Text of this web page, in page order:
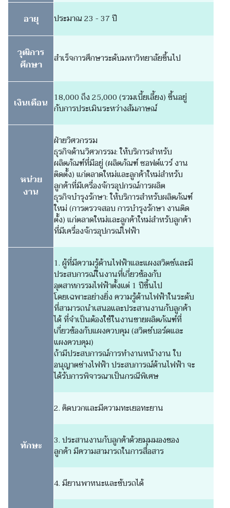
อายุ ประมาณ 23 - 37 ปี
วุฒิการ
ศึกษา
สำเร็จการศึกษาระดับมหาวิทยาลัยขึ้นไป
เงินเดือน 18,000 ถึง 25,000 (รวมเบี้ยเลี้ยง) ขึ้นอยู่
กับการประเมินระหว่างสัมภาษณ์
หน่วย
งาน
ฝ่ายวิศวกรรม
ธุรกิจด้านวิศวกรรม: ให้บริการสำหรับ
ผลิตภัณฑ์ที่มีอยู่ (ผลิตภัณฑ์ ซอฟต์แวร์ งาน
ติดตั้ง) แก่ตลาดใหม่และลูกค้าใหม่สำหรับ
ลูกค้าที่มีเครื่องจักรอุปกรณ์การผลิต
ธุรกิจบำรุงรักษา: ให้บริการสำหรับผลิตภัณฑ์
ใหม่ (การตรวจสอบ การบำรุงรักษา งานติด
ตั้ง) แก่ตลาดใหม่และลูกค้าใหม่สำหรับลูกค้า
ที่มีเครื่องจักรอุปกรณ์ไฟฟ้า
ทักษะ
1. ผู้ที่มีความรู้ด้านไฟฟ้าและแผงสวิตช์และมี
ประสบการณ์ในงานที่เกี่ยวข้องกับ
อุตสาหกรรมไฟฟ้าตั้งแต่ 1 ปีขึ้นไป
โดยเฉพาะอย่างยิ่ง ความรู้ด้านไฟฟ้าในระดับ
ที่สามารถนำเสนอและประสานงานกับลูกค้า
ได้ ที่จำเป็นต้องใช้ในงานขายผลิตภัณฑ์ที่
เกี่ยวข้องกับแผงควบคุม (สวิตช์บอร์ดและ
แผงควบคุม)
ถ้ามีประสบการณ์การทำงานหน้างาน ใบ
อนุญาตช่างไฟฟ้า ประสบการณ์ด้านไฟฟ้า จะ
ได้รับการพิจารณาเป็นกรณีพิเศษ
2. คิดบวกและมีความทะเยอทะยาน
3. ประสานงานกับลูกค้าด้วยมุมมองของ
ลูกค้า มีความสามารถในการสื่อสาร
4. มียานพาหนะและขับรถได้